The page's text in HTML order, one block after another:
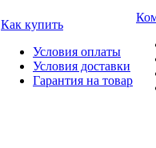
Как купить
Условия оплаты
Условия доставки
Гарантия на товар